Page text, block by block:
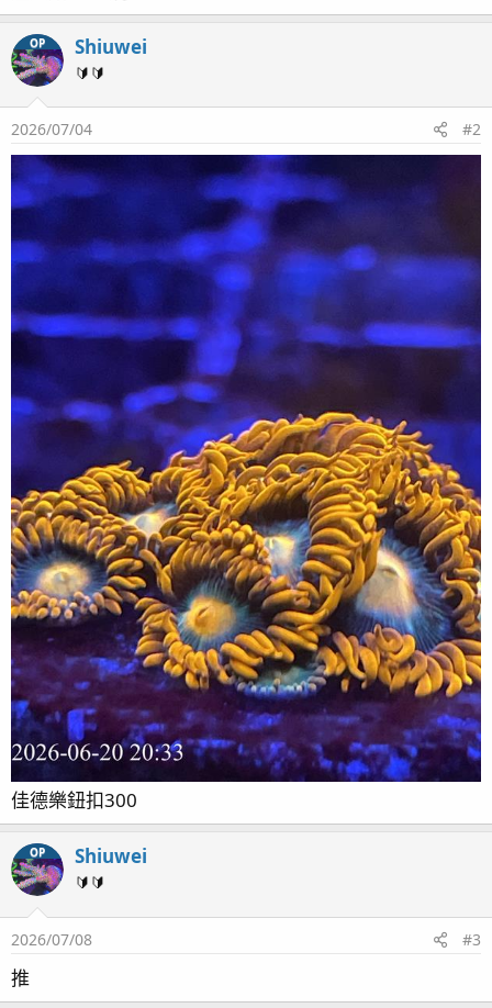
OP Shiuwei
🔰🔰
2026/07/04 #2
佳德樂鈕扣300
OP Shiuwei
🔰🔰
2026/07/08 #3
推